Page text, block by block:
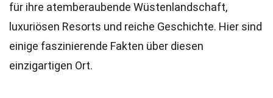
für ihre atemberaubende Wüstenlandschaft,
luxuriösen Resorts und reiche Geschichte. Hier sind
einige faszinierende Fakten über diesen
einzigartigen Ort.